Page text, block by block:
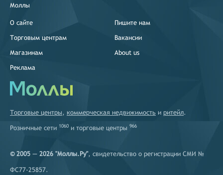
Моллы
О сайте
Торговым центрам
Магазинам
Реклама
Пишите нам
Вакансии
About us
Торговые центры, коммерческая недвижимость и ритейл.
Розничные сети 1060 и торговые центры 966
© 2005 — 2026 "Моллы.Ру", свидетельство о регистрации СМИ №
ФС77-25857.